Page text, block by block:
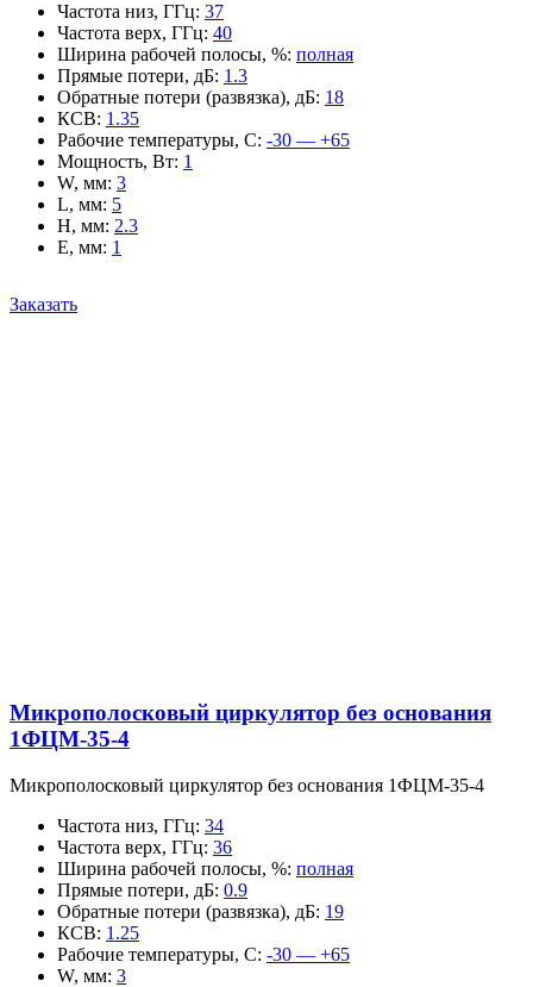
Частота низ, ГГц: 37
Частота верх, ГГц: 40
Ширина рабочей полосы, %: полная
Прямые потери, дБ: 1.3
Обратные потери (развязка), дБ: 18
КСВ: 1.35
Рабочие температуры, С: -30 — +65
Мощность, Вт: 1
W, мм: 3
L, мм: 5
H, мм: 2.3
E, мм: 1
Заказать
Микрополосковый циркулятор без основания
1ФЦМ-35-4
Микрополосковый циркулятор без основания 1ФЦМ-35-4
Частота низ, ГГц: 34
Частота верх, ГГц: 36
Ширина рабочей полосы, %: полная
Прямые потери, дБ: 0.9
Обратные потери (развязка), дБ: 19
КСВ: 1.25
Рабочие температуры, С: -30 — +65
W, мм: 3